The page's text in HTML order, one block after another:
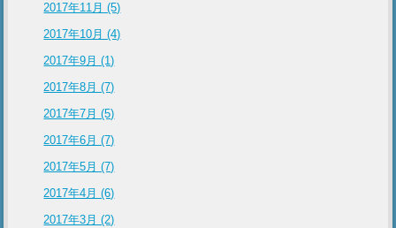
2017年11月 (5)
2017年10月 (4)
2017年9月 (1)
2017年8月 (7)
2017年7月 (5)
2017年6月 (7)
2017年5月 (7)
2017年4月 (6)
2017年3月 (2)